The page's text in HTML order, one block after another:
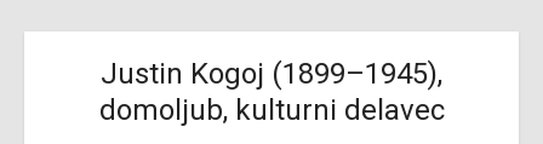
Justin Kogoj (1899–1945),
domoljub, kulturni delavec